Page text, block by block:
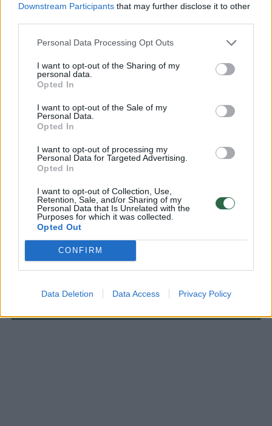
Downstream Participants that may further disclose it to other
Personal Data Processing Opt Outs
I want to opt-out of the Sharing of my
personal data.
Opted In
I want to opt-out of the Sale of my
Personal Data.
Opted In
I want to opt-out of processing my
Personal Data for Targeted Advertising.
Opted In
I want to opt-out of Collection, Use,
Retention, Sale, and/or Sharing of my
Personal Data that Is Unrelated with the
Purposes for which it was collected.
Opted Out
CONFIRM
Data Deletion Data Access Privacy Policy
Europos krepšinio čempionato finalas tarp
Turkijos ir Vokietijos krepšinio rinktinių vyks
sekmadienį, 21 val.
Erginas Atamanas
Vokietijos vyrų krepšinio rinktinė
Rodyti daugiau žymių
Komentuoti po šiuo straipsniu
Komentuoti gali tik Lrytas registruoti vartotojai.
Prisijunkite prie registruotų vartotojų
bendruomenės ir bendraukite komentaruose!
Rodyti komentarus